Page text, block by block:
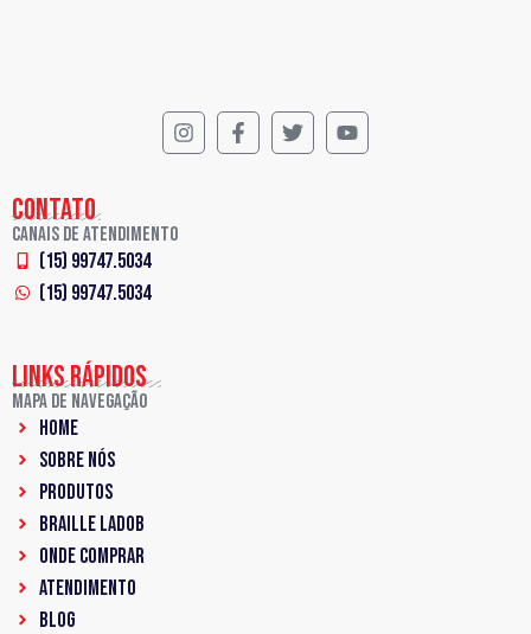
CONTATO
Canais de Atendimento
(15) 99747.5034
(15) 99747.5034
LINKS RÁPIDOS
Mapa de Navegação
Home
Sobre Nós
PRODUTOS
Braille LadoB
ONDE COMPRAR
ATENDIMENTO
BLOG